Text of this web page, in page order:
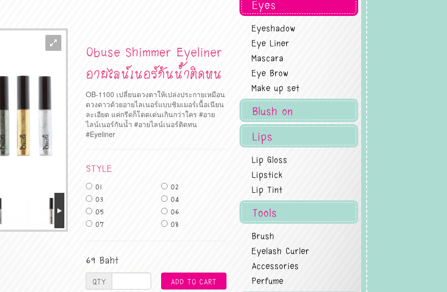
Obuse Shimmer Eyeliner
อายไลน์เนอร์กันน้ำติดทน
OB-1100 เปลี่ยนดวงตาให้เปล่งประกายเหมือน
ดวงดาวด้วยอายไลเนอร์แบบชิมเมอร์เนื้อเนียน
ละเอียด แค่กรีดก็โดดเด่นเกินกว่าใคร #อาย
ไลน์เนอร์กันน้ำ #อายไลน์เนอร์ติดทน
#Eyeliner
STYLE
01
02
03
04
05
06
07
08
69 Baht
QTY ADD TO CART
Eyeshadow
Eye Liner
Mascara
Eye Brow
Make up set
Blush on
Lips
Lip Gloss
Lipstick
Lip Tint
Tools
Brush
Eyelash Curler
Accessories
Perfume